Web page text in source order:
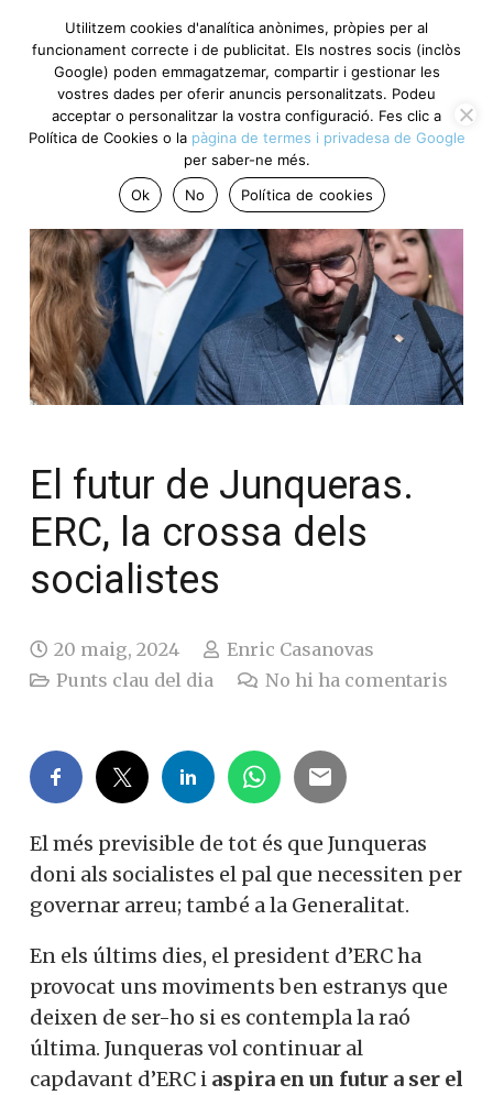
El futur de Junqueras.
ERC, la crossa dels
socialistes
20 maig, 2024
Enric Casanovas
Punts clau del dia
No hi ha comentaris
El més previsible de tot és que Junqueras
doni als socialistes el pal que necessiten per
governar arreu; també a la Generalitat.
En els últims dies, el president d’ERC ha
provocat uns moviments ben estranys que
deixen de ser-ho si es contempla la raó
última. Junqueras vol continuar al
capdavant d’ERC i aspira en un futur a ser el
Utilitzem cookies d'analítica anònimes, pròpies per al
funcionament correcte i de publicitat. Els nostres socis (inclòs
Google) poden emmagatzemar, compartir i gestionar les
vostres dades per oferir anuncis personalitzats. Podeu
acceptar o personalitzar la vostra configuració. Fes clic a
Política de Cookies o la pàgina de termes i privadesa de Google
per saber-ne més.
Ok
No Política de cookies